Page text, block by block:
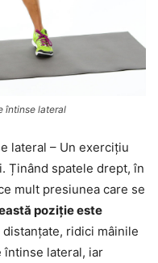
întinse lateral
lateral – Un exercițiu
Ținând spatele drept, în
mult presiunea care se
poziție este
ridici mâinile
întinse lateral, iar